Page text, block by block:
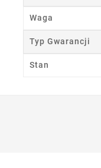
Waga
Typ Gwarancji
Stan